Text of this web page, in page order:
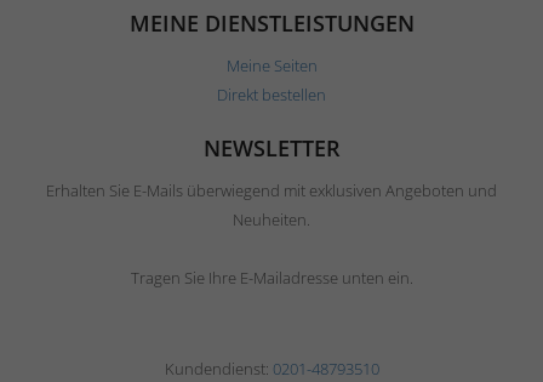
MEINE DIENSTLEISTUNGEN
Meine Seiten
Direkt bestellen
NEWSLETTER
Erhalten Sie E-Mails überwiegend mit exklusiven Angeboten und
Neuheiten.
Tragen Sie Ihre E-Mailadresse unten ein.
Kundendienst: 0201-48793510